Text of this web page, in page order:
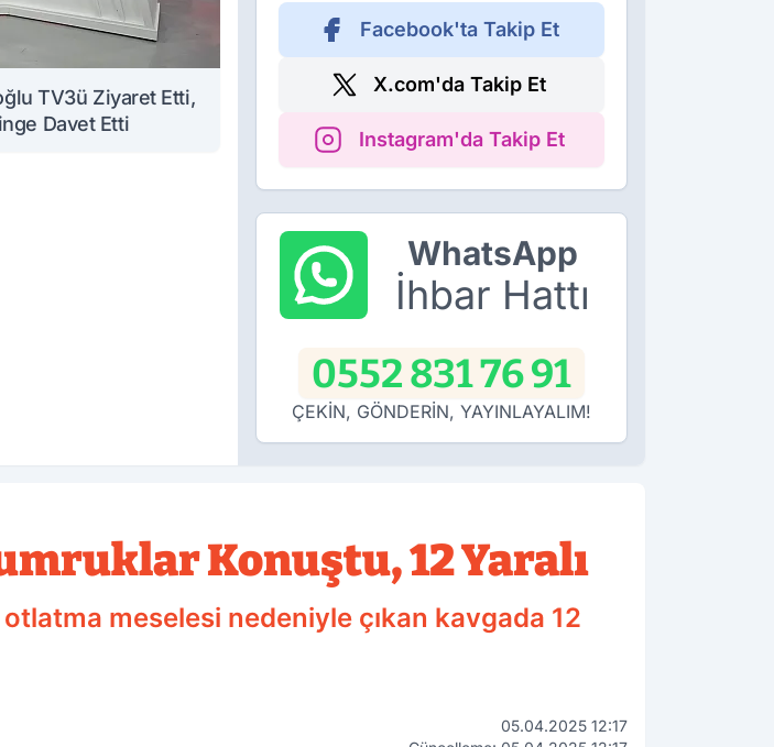
TV3ü Ziyaret Etti,
Davet Etti
Facebook'ta Takip Et
X.com'da Takip Et
Instagram'da Takip Et
WhatsApp
İhbar Hattı
0552 831 76 91
ÇEKİN, GÖNDERİN, YAYINLAYALIM!
Konuştu, 12 Yaralı
meselesi nedeniyle çıkan kavgada 12
05.04.2025 12:17